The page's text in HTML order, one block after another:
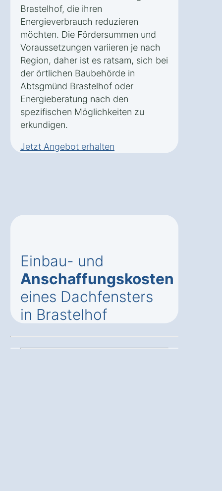
Brastelhof, die ihren
Energieverbrauch reduzieren
möchten. Die Fördersummen und
Voraussetzungen variieren je nach
Region, daher ist es ratsam, sich bei
der örtlichen Baubehörde in
Abtsgmünd Brastelhof oder
Energieberatung nach den
spezifischen Möglichkeiten zu
erkundigen.
Jetzt Angebot erhalten
Einbau- und
Anschaffungskosten
eines Dachfensters
in Brastelhof